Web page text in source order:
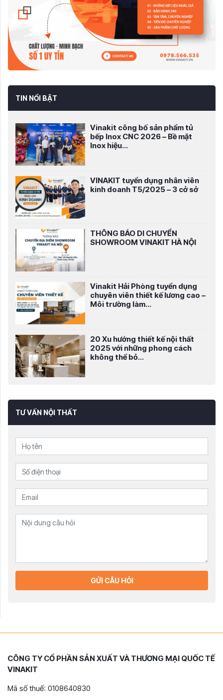
TIN NỔI BẬT
Vinakit công bố sản phẩm tủ
bếp Inox CNC 2026 – Bề mặt
Inox hiệu...
VINAKIT tuyển dụng nhân viên
kinh doanh T5/2025 – 3 cở sở
THÔNG BÁO DI CHUYỂN
SHOWROOM VINAKIT HÀ NỘI
Vinakit Hải Phòng tuyển dụng
chuyên viên thiết kế lương cao –
Môi trường làm...
20 Xu hướng thiết kế nội thất
2025 với những phong cách
không thể bỏ...
TƯ VẤN NỘI THẤT
GỬI CÂU HỎI
CÔNG TY CỔ PHẦN SẢN XUẤT VÀ THƯƠNG MẠI QUỐC TẾ
VINAKIT
Mã số thuế: 0108640830